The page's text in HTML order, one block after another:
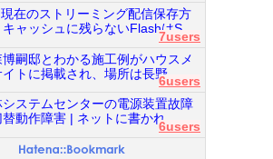
在のストリーミング配信保存方
ャッシュに残らないFlashはS...
7users
嗣邸とわかる施工例がハウスメ
トに掲載され、場所は長野...
6users
ステムセンターの電源装置故障
動作障害 | ネットに書かれ...
6users